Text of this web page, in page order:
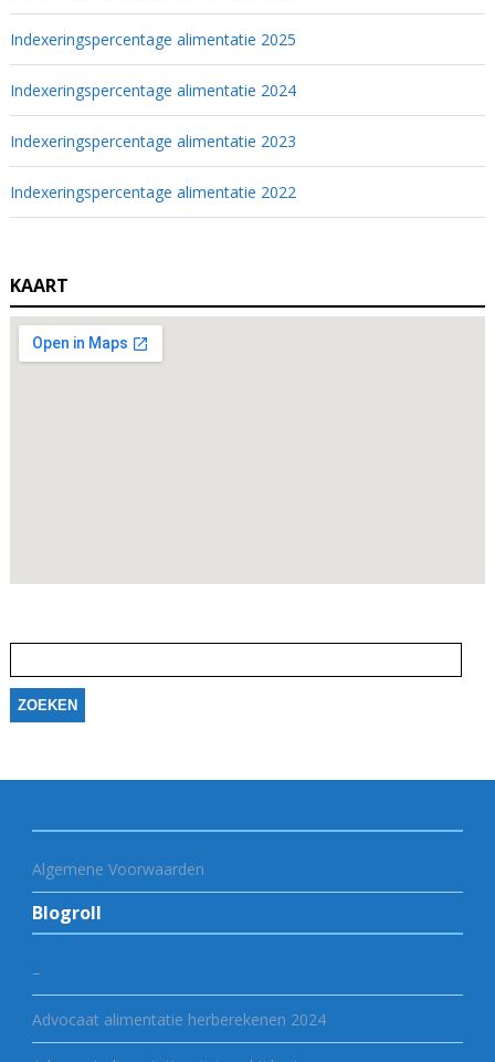
Indexeringspercentage alimentatie 2025
Indexeringspercentage alimentatie 2024
Indexeringspercentage alimentatie 2023
Indexeringspercentage alimentatie 2022
KAART
naar:
Algemene Voorwaarden
Blogroll
–
Advocaat alimentatie herberekenen 2024